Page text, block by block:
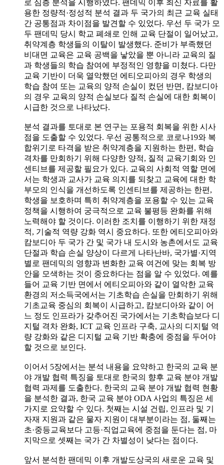
로 심층 분석을 시행하였다. 팬데믹 이후 최신 자료를 활
용한 정량적·정성적 분석 결과 두 국가의 최근 교육 실태
간 공통점과 차이점을 발견할 수 있었다. 우선 두 국가 모
두 팬데믹 당시 학교 폐쇄로 인해 교육 단절이 일어났고,
취약계층 학생들의 이탈이 발생했다. 준비가 부족했던
비대면 교육은 교육 공백을 낳았을 뿐 아니라 교육의 질
과 학생들의 학습 참여에 부정적인 영향을 미쳤다. 다만
교육 기반이 더욱 열악했던 에티오피아의 경우 학생의
학습 참여 또는 교육의 양적 손실이 컸던 반면, 캄보디아
의 경우 교육의 양적 손실보다 질적 손실에 대한 회복이
시급한 것으로 나타났다.
분석 결과를 토대로 본 연구는 포용적 회복을 위한 시사
점을 도출할 수 있었다. 우선 공통적으로 코로나19와 복
합위기로 타격을 받은 취약계층을 지원하는 한편, 학습
격차를 만회하기 위해 다양한 양적, 질적 교육기회와 인
센티브를 제공할 필요가 있다. 교육의 사회적 역할 면에
서는 학생과 교사가 교육 의지를 되찾고 교육에 대한 학
부모의 인식을 개선하도록 인센티브를 제공하는 한편,
학생을 보호하며 특히 취약계층을 포용할 수 있는 교육
정책을 시행하여 궁극적으로 교육 불평등 완화를 위해
노력해야 할 것이다. 이러한 조치를 이행하기 위한 재정
적, 기술적 역량 강화 역시 중요하다. 또한 에티오피아와
캄보디아 두 국가 간 및 국가 내 도시와 농촌에서도 교육
단절과 학습 손실 양상이 다르게 나타난바, 국가별·지역
별로 팬데믹의 영향과 변화한 교육 여건에 맞는 회복 방
안을 모색하는 것이 중요하다는 점을 알 수 있었다. 예를
들어 교육 기반 면에서 에티오피아와 같이 열악한 교육
환경의 저소득국에서는 기초학습 손실을 만회하기 위해
기초교육 중심의 회복이 시급하고, 캄보디아와 같이 어
느 정도 인프라가 갖추어진 국가에서는 기초학습보다 디
지털 격차 완화, ICT 교육 인프라 구축, 교사의 디지털 역
량 강화와 같은 디지털 교육 기반 확충에 중점을 두어야
할 것으로 보인다.
이어서 5장에서는 분석 내용을 요약하고 한국의 교육 분
야 개발 협력 특징을 토대로 한국의 향후 교육 분야 개발
협력 과제를 도출한다. 한국의 교육 분야 개발 협력 현황
을 분석한 결과, 한국 교육 분야 ODA 사업의 특징은 세
가지로 요약할 수 있다. 첫째는 시설 건립, 인프라 및 기
자재 지원과 같은 물자 지원이 대부분이라는 점, 둘째는
초·중등교육보다 고등·직업교육에 중점을 둔다는 점, 마
지막으로 셋째는 국가 간 차별성이 낮다는 점이다.
앞서 분석한 팬데믹 이후 개발도상국의 새로운 교육 및